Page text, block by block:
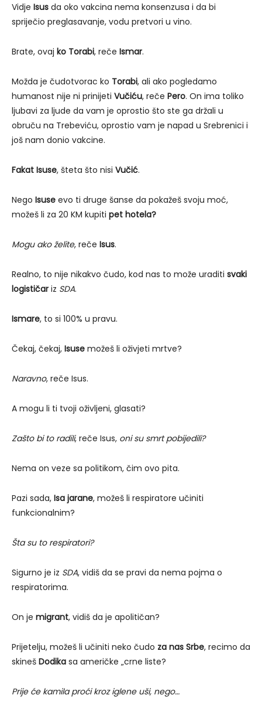
Vidje Isus da oko vakcina nema konsenzusa i da bi
spriječio preglasavanje, vodu pretvori u vino.
Brate, ovaj ko Torabi, reče Ismar.
Možda je čudotvorac ko Torabi, ali ako pogledamo
humanost nije ni prinijeti Vučiću, reče Pero. On ima toliko
ljubavi za ljude da vam je oprostio što ste ga držali u
obruču na Trebeviću, oprostio vam je napad u Srebrenici i
još nam donio vakcine.
Fakat Isuse, šteta što nisi Vučić.
Nego Isuse evo ti druge šanse da pokažeš svoju moć,
možeš li za 20 KM kupiti pet hotela?
Mogu ako želite, reče Isus.
Realno, to nije nikakvo čudo, kod nas to može uraditi svaki
logističar iz SDA.
Ismare, to si 100% u pravu.
Čekaj, čekaj, Isuse možeš li oživjeti mrtve?
Naravno, reče Isus.
A mogu li ti tvoji oživljeni, glasati?
Zašto bi to radili, reče Isus, oni su smrt pobijedili?
Nema on veze sa politikom, čim ovo pita.
Pazi sada, Isa jarane, možeš li respiratore učiniti
funkcionalnim?
Šta su to respiratori?
Sigurno je iz SDA, vidiš da se pravi da nema pojma o
respiratorima.
On je migrant, vidiš da je apolitičan?
Prijetelju, možeš li učiniti neko čudo za nas Srbe, recimo da
skineš Dodika sa američke „crne liste?
Prije će kamila proći kroz iglene uši, nego…